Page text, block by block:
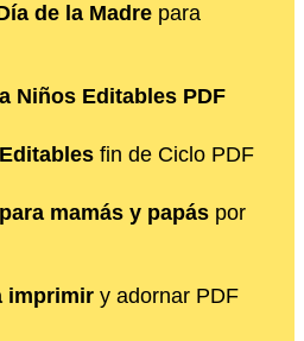
de la Madre para
Niños Editables PDF
fin de Ciclo PDF
mamás y papás por
imprimir y adornar PDF